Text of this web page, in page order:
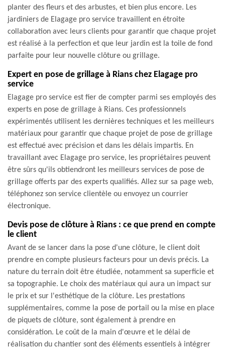
planter des fleurs et des arbustes, et bien plus encore. Les
jardiniers de Elagage pro service travaillent en étroite
collaboration avec leurs clients pour garantir que chaque projet
est réalisé à la perfection et que leur jardin est la toile de fond
parfaite pour leur nouvelle clôture ou grillage.
Expert en pose de grillage à Rians chez Elagage pro
service
Elagage pro service est fier de compter parmi ses employés des
experts en pose de grillage à Rians. Ces professionnels
expérimentés utilisent les dernières techniques et les meilleurs
matériaux pour garantir que chaque projet de pose de grillage
est effectué avec précision et dans les délais impartis. En
travaillant avec Elagage pro service, les propriétaires peuvent
être sûrs qu'ils obtiendront les meilleurs services de pose de
grillage offerts par des experts qualifiés. Allez sur sa page web,
téléphonez son service clientèle ou envoyez un courrier
électronique.
Devis pose de clôture à Rians : ce que prend en compte
le client
Avant de se lancer dans la pose d'une clôture, le client doit
prendre en compte plusieurs facteurs pour un devis précis. La
nature du terrain doit être étudiée, notamment sa superficie et
sa topographie. Le choix des matériaux qui aura un impact sur
le prix et sur l'esthétique de la clôture. Les prestations
supplémentaires, comme la pose de portail ou la mise en place
de piquets de clôture, sont également à prendre en
considération. Le coût de la main d'œuvre et le délai de
réalisation du chantier sont des éléments essentiels à intégrer